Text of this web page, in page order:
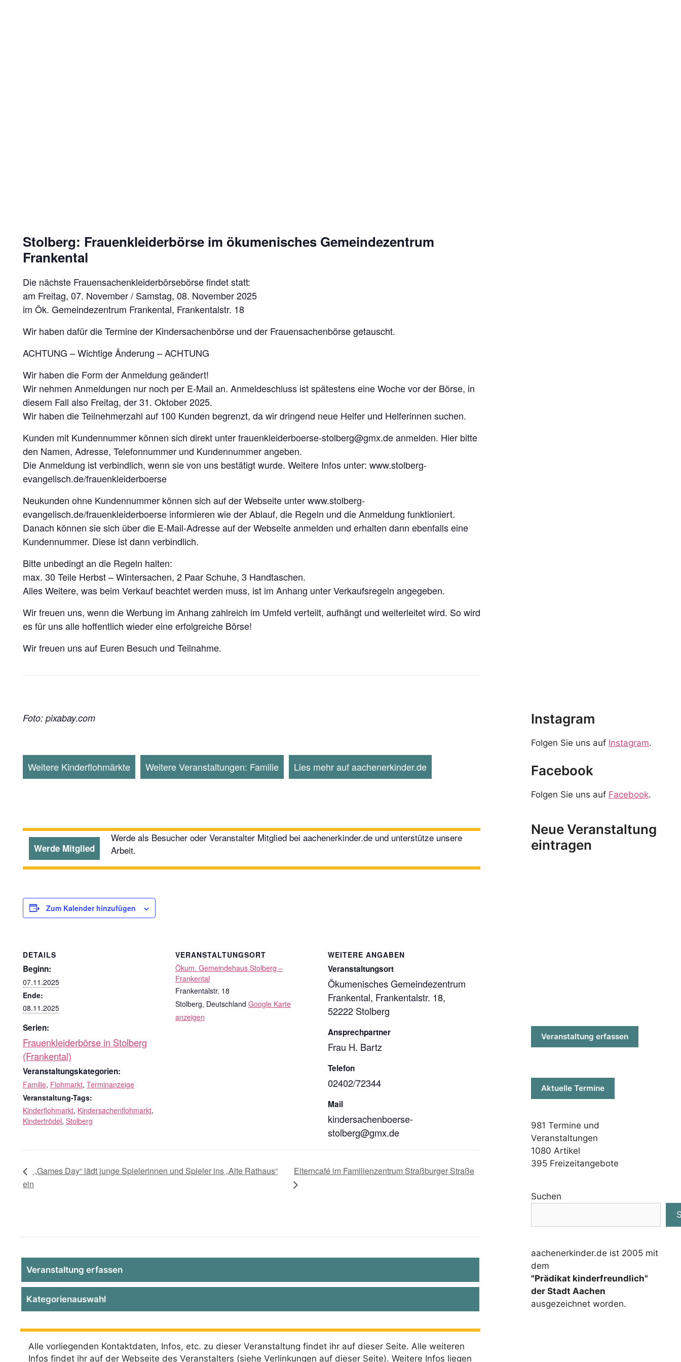
Stolberg: Frauenkleiderbörse im ökumenisches Gemeindezentrum
Frankental
Die nächste Frauensachenkleiderbörsebörse findet statt:
am Freitag, 07. November / Samstag, 08. November 2025
im Ök. Gemeindezentrum Frankental, Frankentalstr. 18
Wir haben dafür die Termine der Kindersachenbörse und der Frauensachenbörse getauscht.
ACHTUNG – Wichtige Änderung – ACHTUNG
Wir haben die Form der Anmeldung geändert!
Wir nehmen Anmeldungen nur noch per E-Mail an. Anmeldeschluss ist spätestens eine Woche vor der Börse, in
diesem Fall also Freitag, der 31. Oktober 2025.
Wir haben die Teilnehmerzahl auf 100 Kunden begrenzt, da wir dringend neue Helfer und Helferinnen suchen.
Kunden mit Kundennummer können sich direkt unter frauenkleiderboerse-stolberg@gmx.de anmelden. Hier bitte
den Namen, Adresse, Telefonnummer und Kundennummer angeben.
Die Anmeldung ist verbindlich, wenn sie von uns bestätigt wurde. Weitere Infos unter: www.stolberg-
evangelisch.de/frauenkleiderboerse
Neukunden ohne Kundennummer können sich auf der Webseite unter www.stolberg-
evangelisch.de/frauenkleiderboerse informieren wie der Ablauf, die Regeln und die Anmeldung funktioniert.
Danach können sie sich über die E-Mail-Adresse auf der Webseite anmelden und erhalten dann ebenfalls eine
Kundennummer. Diese ist dann verbindlich.
Bitte unbedingt an die Regeln halten:
max. 30 Teile Herbst – Wintersachen, 2 Paar Schuhe, 3 Handtaschen.
Alles Weitere, was beim Verkauf beachtet werden muss, ist im Anhang unter Verkaufsregeln angegeben.
Wir freuen uns, wenn die Werbung im Anhang zahlreich im Umfeld verteilt, aufhängt und weiterleitet wird. So wird
es für uns alle hoffentlich wieder eine erfolgreiche Börse!
Wir freuen uns auf Euren Besuch und Teilnahme.
Foto: pixabay.com
Weitere Kinderflohmärkte Weitere Veranstaltungen: Familie Lies mehr auf aachenerkinder.de
Werde Mitglied
Werde als Besucher oder Veranstalter Mitglied bei aachenerkinder.de und unterstütze unsere
Arbeit.
Zum Kalender hinzufügen
DETAILS
Beginn:
07.11.2025
Ende:
08.11.2025
Serien:
Frauenkleiderbörse in Stolberg
(Frankental)
Veranstaltungskategorien:
Familie, Flohmarkt, Terminanzeige
Veranstaltung-Tags:
Kinderflohmarkt, Kindersachenflohmarkt,
Kindertrödel, Stolberg
VERANSTALTUNGSORT
Ökum. Gemeindehaus Stolberg –
Frankental
Frankentalstr. 18
Stolberg, Deutschland Google Karte
anzeigen
WEITERE ANGABEN
Veranstaltungsort
Ökumenisches Gemeindezentrum
Frankental, Frankentalstr. 18,
52222 Stolberg
Ansprechpartner
Frau H. Bartz
Telefon
02402/72344
Mail
kindersachenboerse-
stolberg@gmx.de
„Games Day“ lädt junge Spielerinnen und Spieler ins „Alte Rathaus“
ein
Elterncafé im Familienzentrum Straßburger Straße
Veranstaltung erfassen
Kategorienauswahl
Alle vorliegenden Kontaktdaten, Infos, etc. zu dieser Veranstaltung findet ihr auf dieser Seite. Alle weiteren
Infos findet ihr auf der Webseite des Veranstalters (siehe Verlinkungen auf dieser Seite). Weitere Infos liegen
Instagram
Folgen Sie uns auf Instagram.
Facebook
Folgen Sie uns auf Facebook.
Neue Veranstaltung
eintragen
Veranstaltung erfassen
Aktuelle Termine
981 Termine und
Veranstaltungen
1080 Artikel
395 Freizeitangebote
Suchen
aachenerkinder.de ist 2005 mit
dem
"Prädikat kinderfreundlich"
der Stadt Aachen
ausgezeichnet worden.